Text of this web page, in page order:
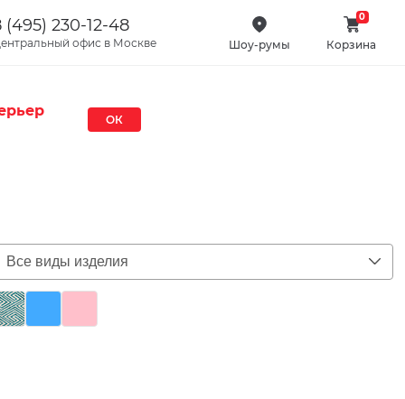
(495) 230-12-48
офис в Москве Шоу-румы
0
Корзина
ОК